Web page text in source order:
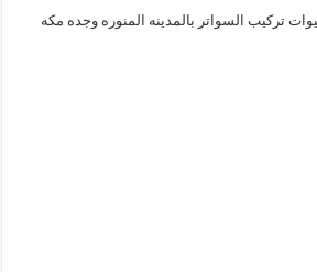
تركيب السواتر بالمدينه المنوره وجده مكه